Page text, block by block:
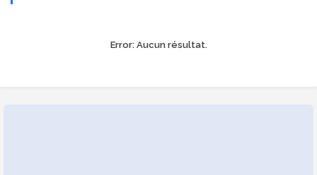
Error:Aucun résultat.